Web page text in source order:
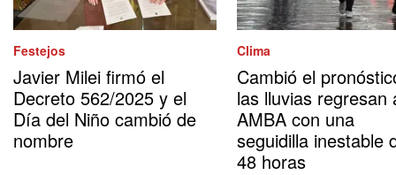
Festejos
Javier Milei firmó el
Decreto 562/2025 y el
Día del Niño cambió de
nombre
Clima
Cambió el
las lluvias regresan
AMBA con una
seguidilla inestable
48 horas